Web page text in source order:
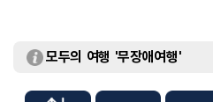
(홈페이지참고), 개관
[디지털자료실] 매주
모두의 여행 '무장애여행'